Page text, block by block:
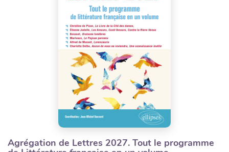
IELTS General Training made easy